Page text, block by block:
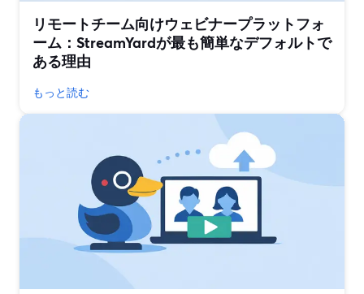
リモートチーム向けウェビナープラットフォ
ーム：StreamYardが最も簡単なデフォルトで
ある理由
もっと読む